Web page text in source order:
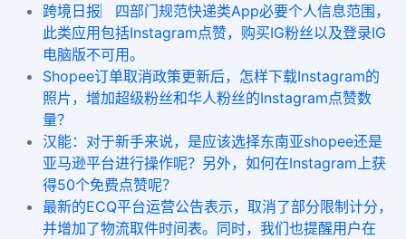
跨境日报︳四部门规范快递类App必要个人信息范围，
此类应用包括Instagram点赞，购买IG粉丝以及登录IG
电脑版不可用。
Shopee订单取消政策更新后，怎样下载Instagram的
照片，增加超级粉丝和华人粉丝的Instagram点赞数
量？
汉能：对于新手来说，是应该选择东南亚shopee还是
亚马逊平台进行操作呢？另外，如何在Instagram上获
得50个免费点赞呢？
最新的ECQ平台运营公告表示，取消了部分限制计分，
并增加了物流取件时间表。同时，我们也提醒用户在